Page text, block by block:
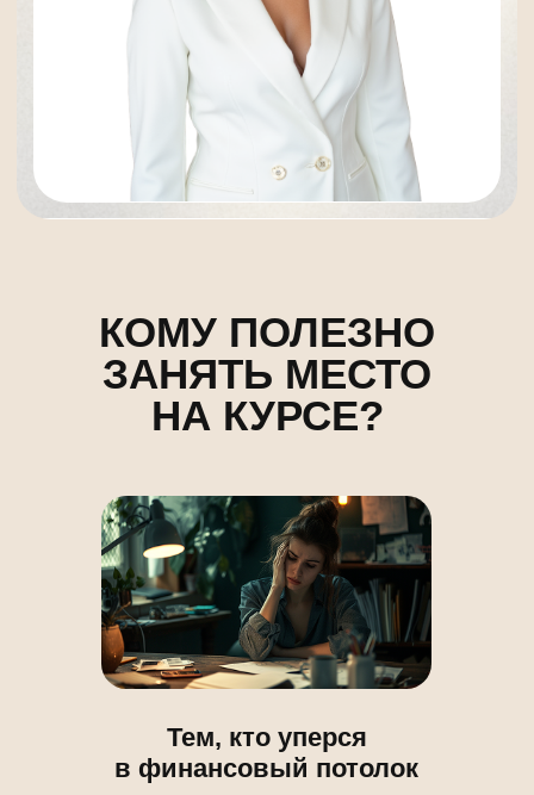
Тем, кто запутался
в отношениях
Вы увидите скрытую
механику конфликтов с
близкими.